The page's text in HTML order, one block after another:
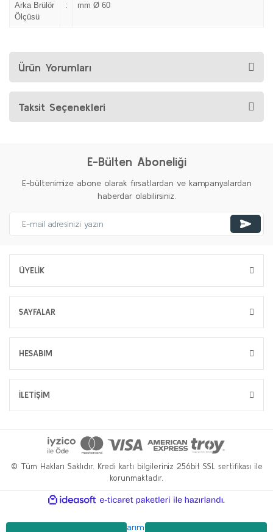
Arka Brülör
Ölçüsü
: mm Ø 60
Ürün Yorumları
Taksit Seçenekleri
E-Bülten Aboneliği
E-bültenimize abone olarak fırsatlardan ve kampanyalardan
haberdar olabilirsiniz.
ÜYELİK
SAYFALAR
HESABIM
İLETİŞİM
© Tüm Hakları Saklıdır. Kredi kartı bilgileriniz 256bit SSL sertifikası ile
korunmaktadır.
ideasoft
e-
paketleri
WP.tc Web Tasarım Ajansı